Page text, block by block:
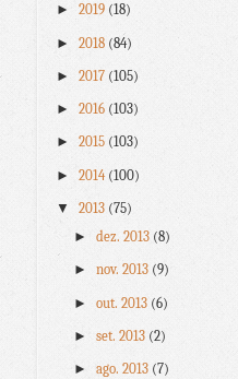
►2019 (18)
►2018 (84)
►2017 (105)
►2016 (103)
►2015 (103)
►2014 (100)
▼2013 (75)
► dez. 2013 (8)
► nov. 2013 (9)
► out. 2013 (6)
► set. 2013 (2)
► ago. 2013 (7)